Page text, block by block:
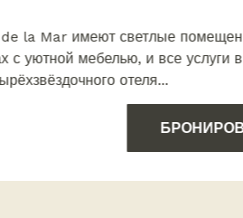
la Mar имеют светлые
с уютной мебелью, и все услуги в
отеля...